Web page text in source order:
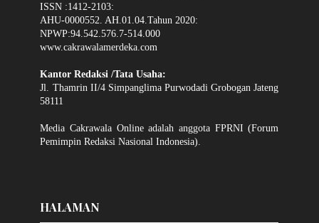
ISSN :1412-2103:
AHU-0000552. AH.01.04.Tahun 2020:
NPWP:94.542.576.7-514.000
www.cakrawalamerdeka.com
Kantor Redaksi /Tata Usaha:
Jl. Thamrin II/4 Simpanglima Purwodadi Grobogan Jateng
58111
Media Cakrawala Online adalah anggota FPRNI (Forum
Pemimpin Redaksi Nasional Indonesia).
HALAMAN